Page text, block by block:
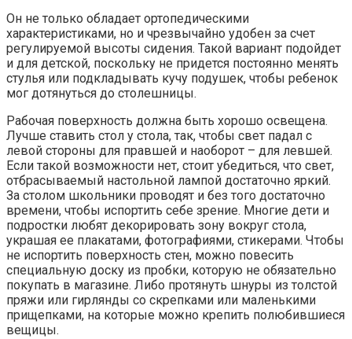
Он не только обладает ортопедическими
характеристиками, но и чрезвычайно удобен за счет
регулируемой высоты сидения. Такой вариант подойдет
и для детской, поскольку не придется постоянно менять
стулья или подкладывать кучу подушек, чтобы ребенок
мог дотянуться до столешницы.
Рабочая поверхность должна быть хорошо освещена.
Лучше ставить стол у стола, так, чтобы свет падал с
левой стороны для правшей и наоборот – для левшей.
Если такой возможности нет, стоит убедиться, что свет,
отбрасываемый настольной лампой достаточно яркий.
За столом школьники проводят и без того достаточно
времени, чтобы испортить себе зрение. Многие дети и
подростки любят декорировать зону вокруг стола,
украшая ее плакатами, фотографиями, стикерами. Чтобы
не испортить поверхность стен, можно повесить
специальную доску из пробки, которую не обязательно
покупать в магазине. Либо протянуть шнуры из толстой
пряжи или гирлянды со скрепками или маленькими
прищепками, на которые можно крепить полюбившиеся
вещицы.